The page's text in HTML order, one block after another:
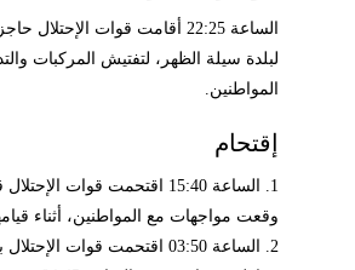
الساعة 22:25 أقامت قوات
لبلدة سيلة الظهر، لتفتيش المركبات
المواطنين.
إقتحام
1. الساعة 15:40 اقتحمت قوات
وقعت مواجهات مع المواطنين، أثناء